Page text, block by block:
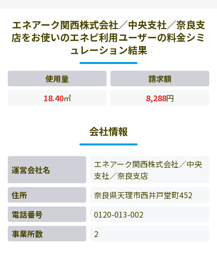
などを表示しています。
エネアーク関西株式会社／中央支社／奈良支
店をお使いのエネピ利用ユーザーの料金シミ
ュレーション結果
使用量
請求額
18.40㎥ 8,288円
会社情報
運営会社名
エネアーク関西株式会社／中央
支社／奈良支店
住所
奈良県天理市西井戸堂町452
電話番号
0120-013-002
事業所数
2